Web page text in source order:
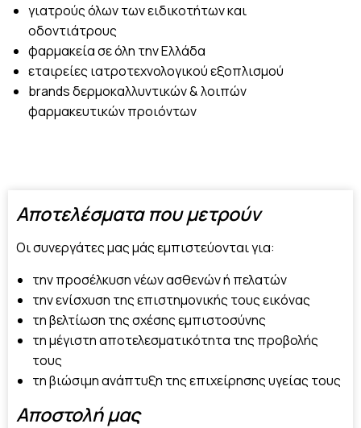
γιατρούς όλων των ειδικοτήτων και
οδοντιάτρους
φαρμακεία σε όλη την Ελλάδα
εταιρείες ιατροτεχνολογικού εξοπλισμού
brands δερμοκαλλυντικών & λοιπών
φαρμακευτικών προιόντων
Αποτελέσματα που μετρούν
Οι συνεργάτες μας μάς εμπιστεύονται για:
την προσέλκυση νέων ασθενών ή πελατών
την ενίσχυση της επιστημονικής τους εικόνας
τη βελτίωση της σχέσης εμπιστοσύνης
τη μέγιστη αποτελεσματικότητα της προβολής
τους
τη βιώσιμη ανάπτυξη της επιχείρησης υγείας τους
Αποστολή μας